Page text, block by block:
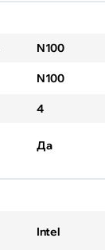
N100
N100
4
Да
Intel